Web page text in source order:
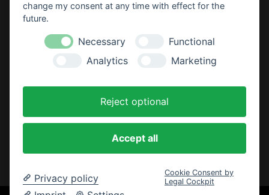
8.30 - 19.00 Uhr
Samstag:
8.30 - 18.00 Uhr
change my consent at any time with effect for the
future.
Necessary
Functional
Analytics
Marketing
Reject optional
Accept all
Privacy policy
Cookie Consent by
Legal Cockpit